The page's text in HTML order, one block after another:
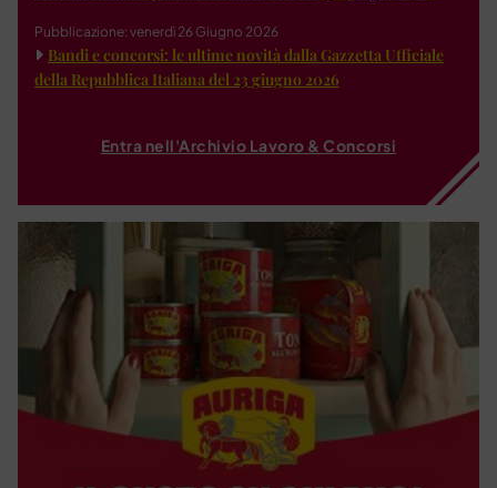
Pubblicazione: venerdì 26 Giugno 2026
Bandi e concorsi: le ultime novità dalla Gazzetta Ufficiale
della Repubblica Italiana del 23 giugno 2026
Entra nell'Archivio Lavoro & Concorsi